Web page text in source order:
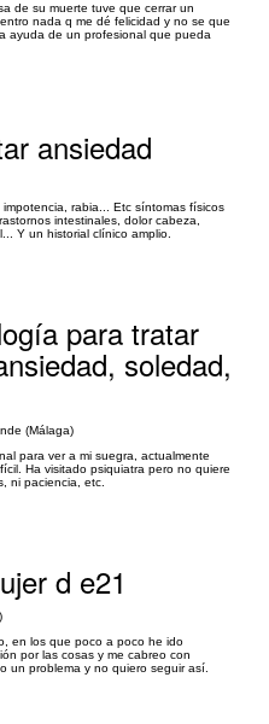
de su muerte tuve que cerrar un
nada q me dé felicidad y no se que
ayuda de un profesional que pueda
ansiedad
rabia... Etc síntomas físicos
intestinales, dolor cabeza,
Y un historial clínico amplio.
para tratar
soledad,
(Málaga)
para ver a mi suegra, actualmente
Ha visitado psiquiatra pero no quiere
ni paciencia, etc.
d e21
en los que poco a poco he ido
por las cosas y me cabreo con
un problema y no quiero seguir así.